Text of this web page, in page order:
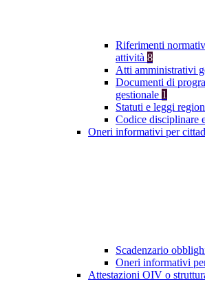
Riferimenti
attività 8
Atti amministrativi
Documenti di
gestionale 1
Statuti e leggi
Codice disciplinare
Oneri informativi per
Scadenzario
Oneri informativi
Attestazioni OIV o